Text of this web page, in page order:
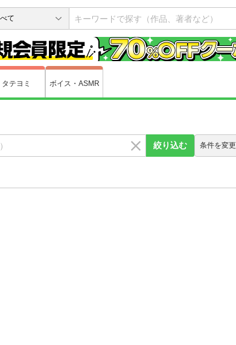
タテヨミ ボイス・ASMR
絞り込む 条件を変更